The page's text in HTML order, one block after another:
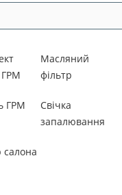
Масляний
фільтр
ГРМ
Свічка
запалювання
салона